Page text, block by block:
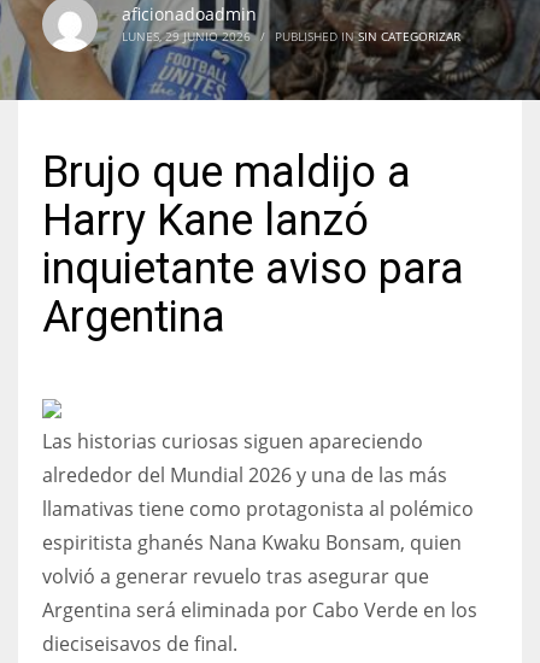
3
24
IND
34
MIN
6
aficionadoadmin
LUNES, 29 JUNIO 2026 / PUBLISHED INSIN CATEGORIZAR
Brujo que maldijo a
Harry Kane lanzó
inquietante aviso para
Argentina
Las historias curiosas siguen apareciendo
alrededor del Mundial 2026 y una de las más
llamativas tiene como protagonista al polémico
espiritista ghanés Nana Kwaku Bonsam, quien
volvió a generar revuelo tras asegurar que
Argentina será eliminada por Cabo Verde en los
dieciseisavos de final.